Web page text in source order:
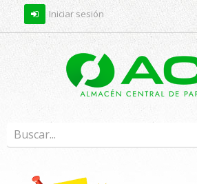
Iniciar sesión